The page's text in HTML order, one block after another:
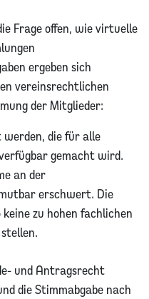
Frage offen, wie virtuelle
ergeben sich
vereinsrechtlichen
der Mitglieder:
werden, die für alle
gemacht wird.
an der
erschwert. Die
zu hohen fachlichen
und Antragsrecht
die Stimmabgabe nach